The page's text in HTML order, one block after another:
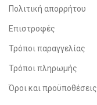
Πολιτική απορρήτου
Επιστροφές
Τρόποι παραγγελίας
Τρόποι πληρωμής
Όροι και προϋποθέσεις